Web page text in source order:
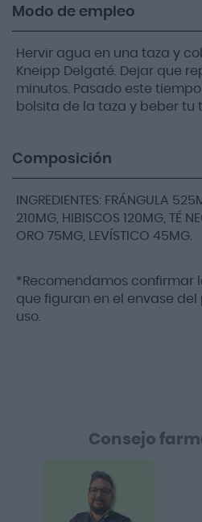
Modo de empleo
Hervir agua en una taza y
Kneipp Delgaté. Dejar que
minutos. Pasado este
bolsita de la taza y beber tu
Composición
INGREDIENTES: FRÁNGULA
210MG, HIBISCOS 120MG, TÉ
ORO 75MG, LEVÍSTICO 45MG.
*Recomendamos confirmar
que figuran en el envase
uso.
Consejo